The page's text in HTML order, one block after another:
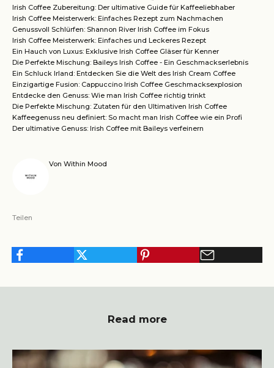
Irish Coffee Zubereitung: Der ultimative Guide für Kaffeeliebhaber
Irish Coffee Meisterwerk: Einfaches Rezept zum Nachmachen
Genussvoll Schlürfen: Shannon River Irish Coffee im Fokus
Irish Coffee Meisterwerk: Einfaches und Leckeres Rezept
Ein Hauch von Luxus: Exklusive Irish Coffee Gläser für Kenner
Die Perfekte Mischung: Baileys Irish Coffee - Ein Geschmackserlebnis
Ein Schluck Irland: Entdecken Sie die Welt des Irish Cream Coffee
Einzigartige Fusion: Cappuccino Irish Coffee Geschmacksexplosion
Entdecke den Genuss: Wie man Irish Coffee richtig trinkt
Die Perfekte Mischung: Zutaten für den Ultimativen Irish Coffee
Kaffeegenuss neu definiert: So macht man Irish Coffee wie ein Profi
Der ultimative Genuss: Irish Coffee mit Baileys verfeinern
Von Within Mood
Teilen
Read more